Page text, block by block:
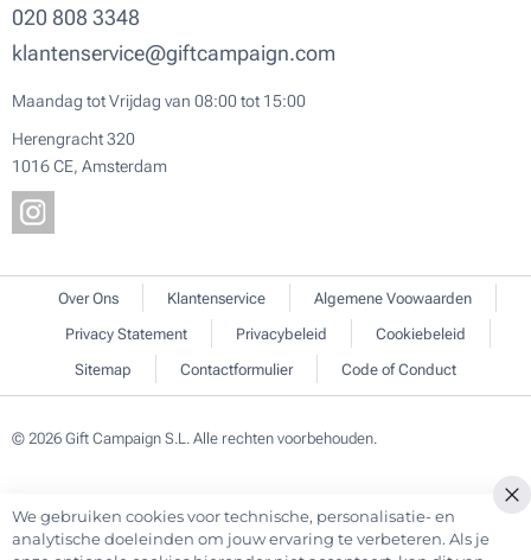
020 808 3348
klantenservice@giftcampaign.com
Maandag tot Vrijdag van 08:00 tot 15:00
Herengracht 320
1016 CE, Amsterdam
Over Ons Klantenservice
Algemene Voowaarden
Privacy Statement
Privacybeleid
Cookiebeleid
Sitemap
Contactformulier Code of Conduct
© 2026 Gift Campaign S.L. Alle rechten voorbehouden.
We gebruiken cookies voor technische, personalisatie- en
analytische doeleinden om jouw ervaring te verbeteren. Als je